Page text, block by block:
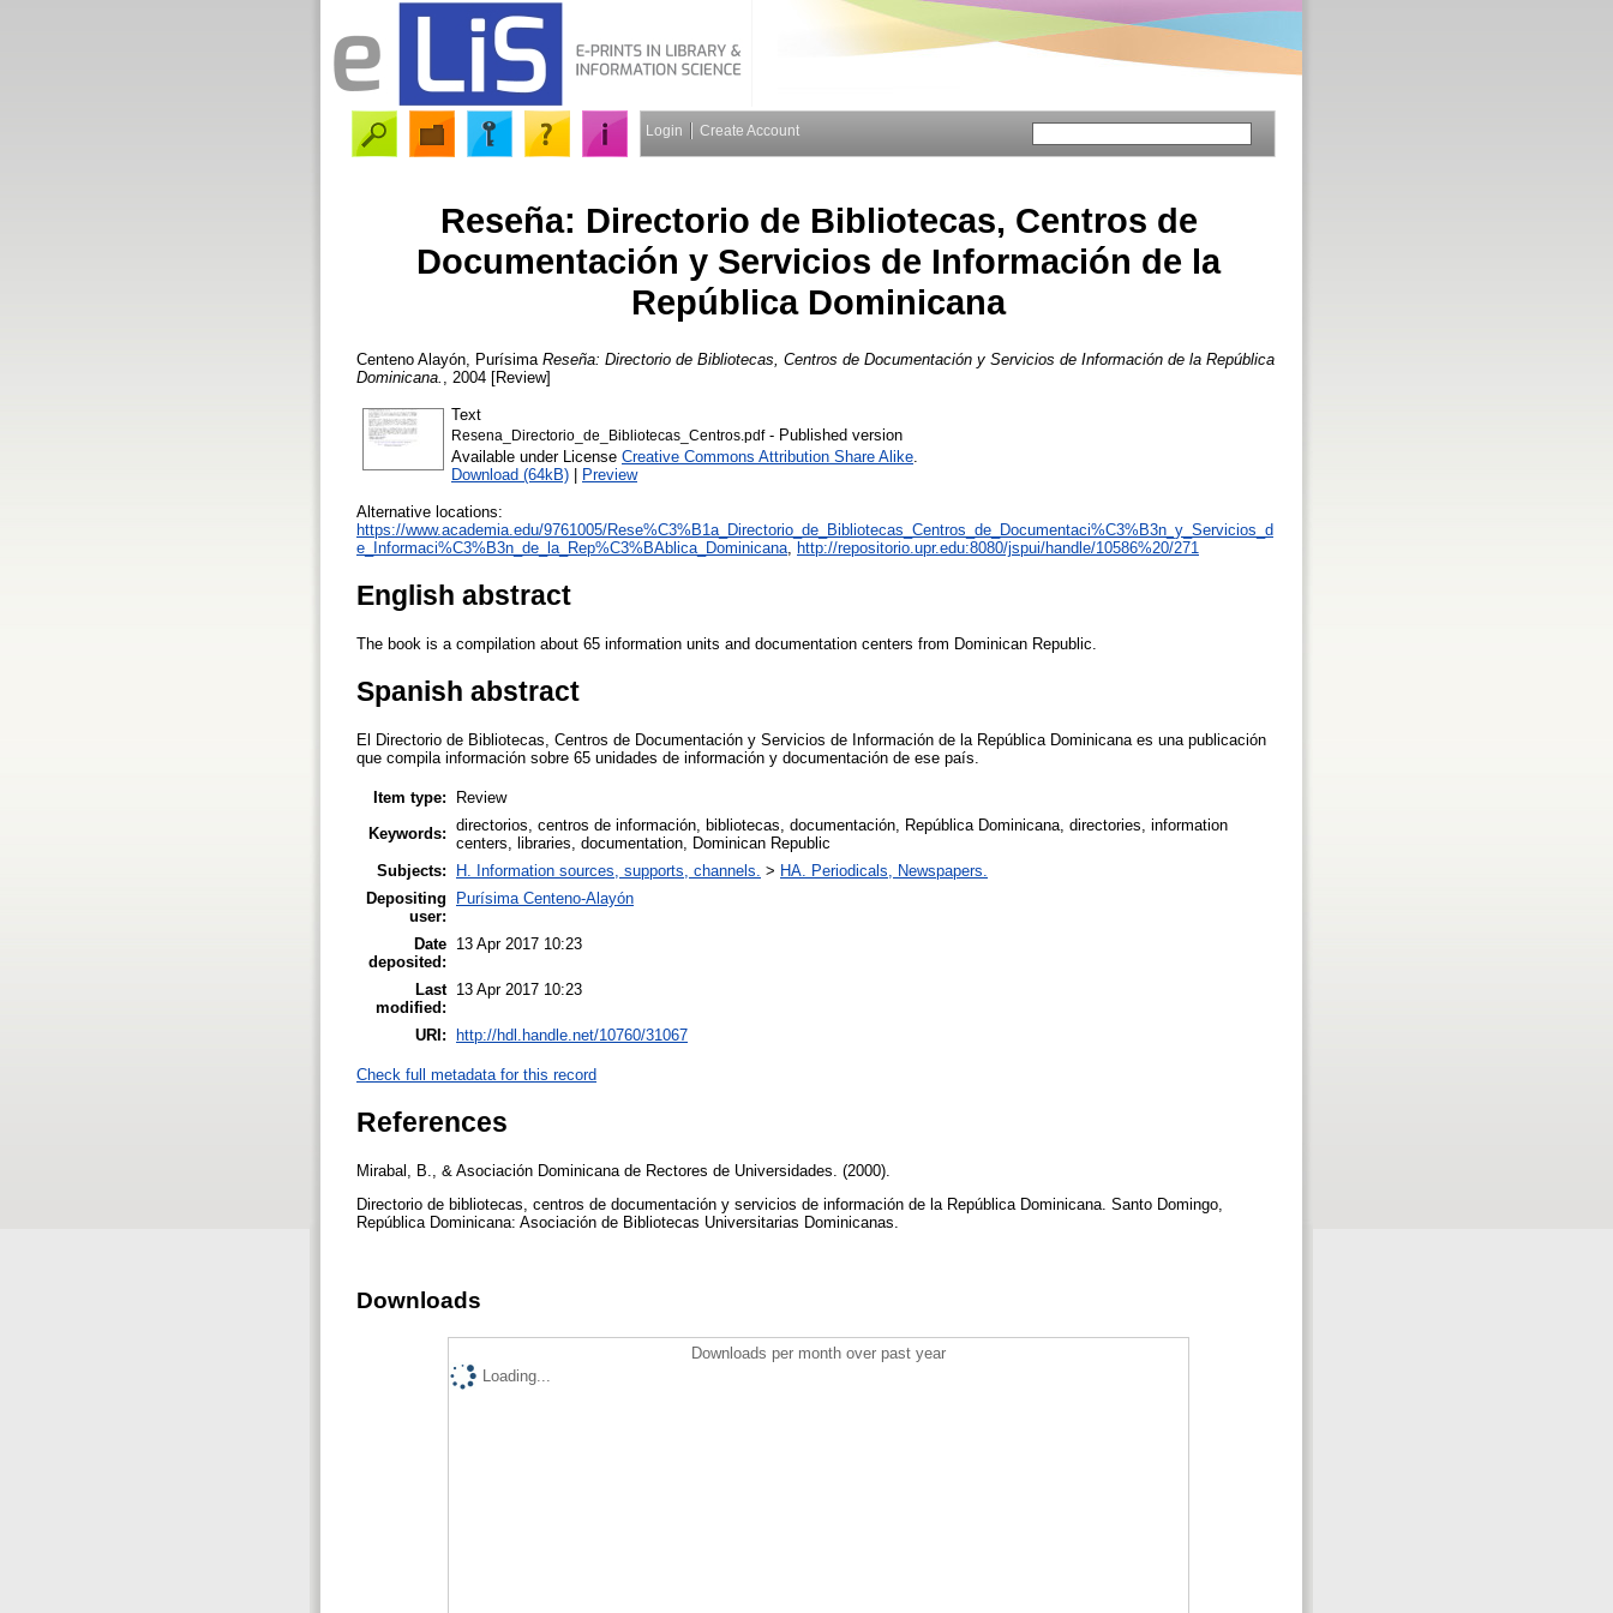
Login Create Account
Reseña: Directorio de Bibliotecas, Centros de
Documentación y Servicios de Información de la
República Dominicana
Centeno Alayón, Purísima Reseña: Directorio de Bibliotecas, Centros de Documentación y Servicios de Información de la República
Dominicana.
, 2004 [Review]
Text
Resena_Directorio_de_Bibliotecas_Centros.pdf- Published version
Available under License Creative Commons Attribution Share Alike
Download (64kB) | Preview
Alternative locations:
https://www.academia.edu/9761005/Rese%C3%B1a_Directorio_de_Bibliotecas_Centros_de_Documentaci%C3%B3n_y_Servicios_d
e_Informaci%C3%B3n_de_la_Rep%C3%BAblica_Dominicana http://repositorio.upr.edu:8080/jspui/handle/10586%20/271
English abstract
The book is a compilation about 65 information units and documentation centers from Dominican Republic.
Spanish abstract
El Directorio de Bibliotecas, Centros de Documentación y Servicios de Información de la República Dominicana es una publicación
que compila información sobre 65 unidades de información y documentación de ese país.
Item type:
Review
Keywords: directorios, centros de información, bibliotecas, documentación, República Dominicana, directories, information
centers, libraries, documentation, Dominican Republic
Subjects:
H. Information sources, supports, channels. > HA. Periodicals, Newspapers.
Depositing
user:
Purísima Centeno-Alayón
Date
deposited:
13 Apr 2017 10:23
Last
modified:
13 Apr 2017 10:23
URI: http://hdl.handle.net/10760/31067
Check full metadata for this record
References
Mirabal, B., & Asociación Dominicana de Rectores de Universidades. (2000).
Directorio de bibliotecas, centros de documentación y servicios de información de la República Dominicana. Santo Domingo,
República Dominicana: Asociación de Bibliotecas Universitarias Dominicanas.
Downloads
Downloads per month over past year
Loading...